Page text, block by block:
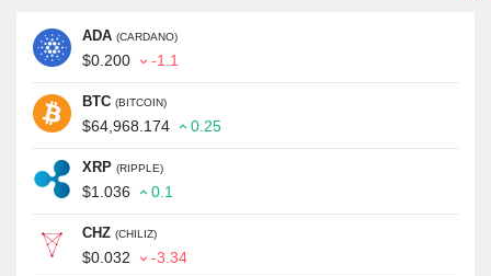
ADA (CARDANO)
$0.200 -1.1
BTC (BITCOIN)
$64,968.174 0.25
XRP (RIPPLE)
$1.036 0.1
CHZ (CHILIZ)
$0.032 -3.34